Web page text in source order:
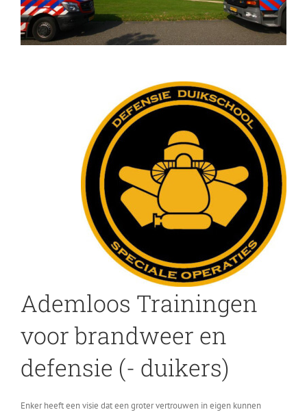
Ademloos Trainingen
voor brandweer en
defensie (- duikers)
Enker heeft een visie dat een groter vertrouwen in eigen kunnen